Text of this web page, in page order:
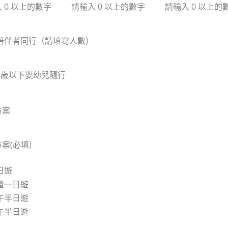
0 以上的數字 請輸入 0 以上的數字 請輸入 0 以上的
伴者同行（請填寫人數）
以下嬰幼兒隨行
(必填)
遊
一日遊
半日遊
半日遊